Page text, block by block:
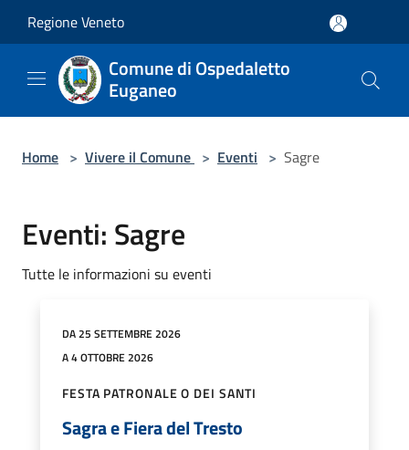
Regione Veneto
Comune di Ospedaletto
Euganeo
Home > Vivere il Comune > Eventi > Sagre
Eventi: Sagre
Tutte le informazioni su eventi
DA 25 SETTEMBRE 2026
A 4 OTTOBRE 2026
FESTA PATRONALE O DEI SANTI
Sagra e Fiera del Tresto